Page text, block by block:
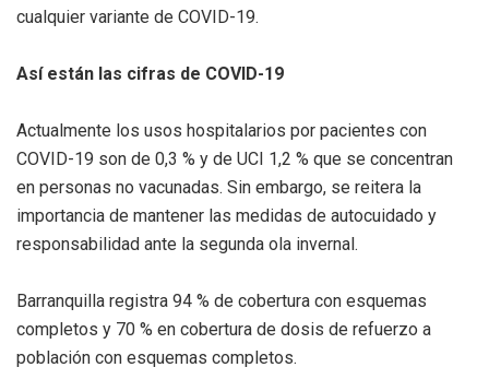
cualquier variante de COVID-19.
Así están las cifras de COVID-19
Actualmente los usos hospitalarios por pacientes con
COVID-19 son de 0,3 % y de UCI 1,2 % que se concentran
en personas no vacunadas. Sin embargo, se reitera la
importancia de mantener las medidas de autocuidado y
responsabilidad ante la segunda ola invernal.
Barranquilla registra 94 % de cobertura con esquemas
completos y 70 % en cobertura de dosis de refuerzo a
población con esquemas completos.